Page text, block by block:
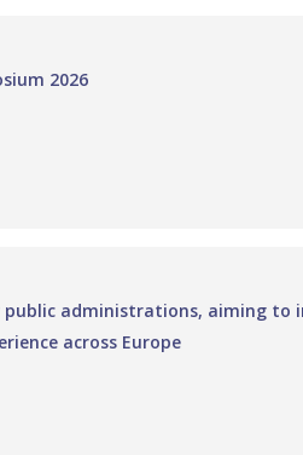
2026
public administrations, aiming to
across Europe